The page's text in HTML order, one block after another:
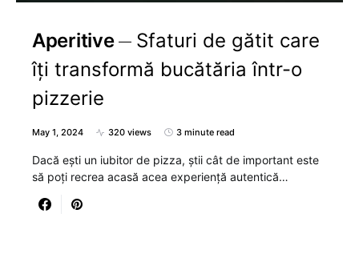
Aperitive
Sfaturi de gătit care
îți transformă bucătăria într-o
pizzerie
May 1, 2024 320 views 3 minute read
Dacă ești un iubitor de pizza, știi cât de important este
să poți recrea acasă acea experiență autentică…